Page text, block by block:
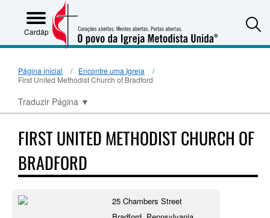
Cardápio
Página inicial
Encontre uma Igreja
First United Methodist Church of Bradford
Traduzir Página ▼
FIRST UNITED METHODIST CHURCH OF
BRADFORD
25 Chambers Street